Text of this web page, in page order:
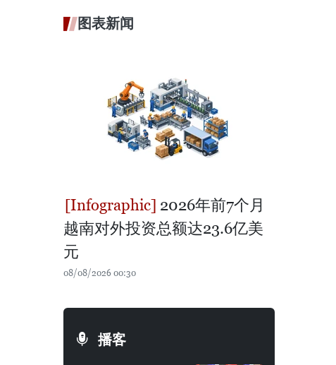
图表新闻
2026年前7个月
越南对外投资总额达23.6亿美
元
08/08/2026 00:30
播客